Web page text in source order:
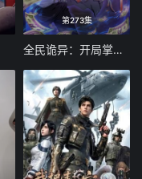
第273集
全民诡异：开局掌握零元购